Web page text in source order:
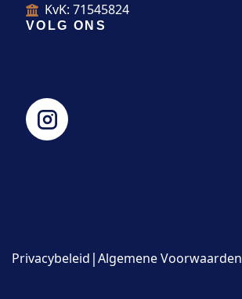
KvK: 71545824
VOLG ONS
Privacybeleid |Algemene Voorwaarden